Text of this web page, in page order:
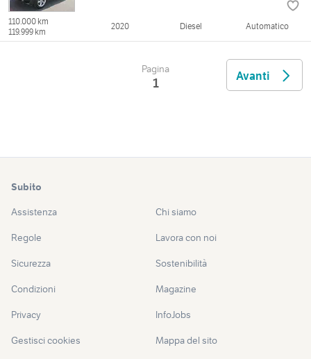
110.000 km
119.999 km
2020 Diesel Automatico
Pagina
1 Avanti
Subito
Assistenza
Regole
Sicurezza
Condizioni
Privacy
Gestisci cookies
Chi siamo
Lavora con noi
Sostenibilità
Magazine
InfoJobs
Mappa del sito